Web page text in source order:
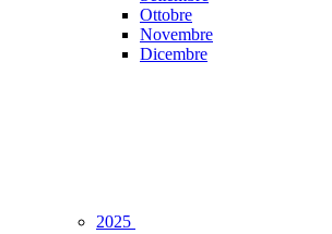
Ottobre
Novembre
Dicembre
2025